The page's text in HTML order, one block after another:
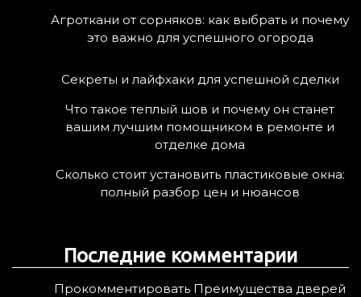
Агроткани от сорняков: как выбрать и почему
это важно для успешного огорода
Секреты и лайфхаки для успешной сделки
Что такое теплый шов и почему он станет
вашим лучшим помощником в ремонте и
отделке дома
Сколько стоит установить пластиковые окна:
полный разбор цен и нюансов
Последние комментарии
Прокомментировать Преимущества дверей